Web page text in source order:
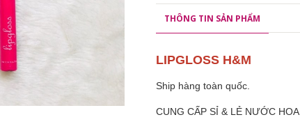
THÔNG TIN SẢN PHẨM
LIPGLOSS H&M
Ship hàng toàn quốc.
CUNG CẤP SỈ & LẺ NƯỚC